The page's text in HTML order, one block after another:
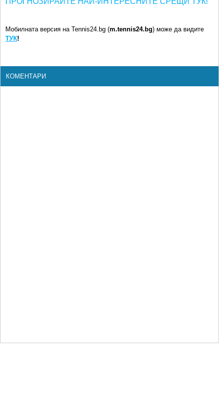
Мобилната версия на Tennis24.bg (m.tennis24.bg) може да видите
ТУК!
КОМЕНТАРИ